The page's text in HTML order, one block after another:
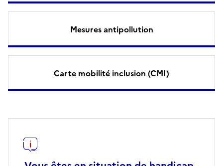
Mesures antipollution
Carte mobilité inclusion (CMI)